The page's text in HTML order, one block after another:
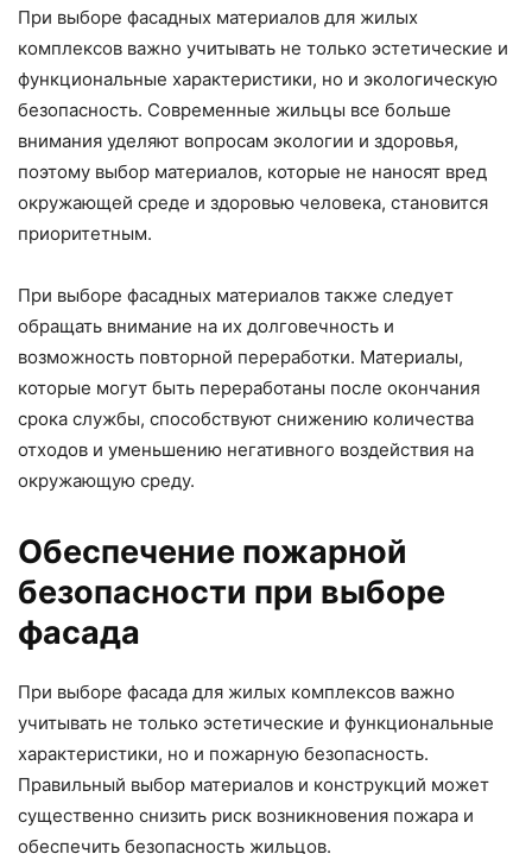
При выборе фасадных материалов для жилых
комплексов важно учитывать не только эстетические и
функциональные характеристики, но и экологическую
безопасность. Современные жильцы все больше
внимания уделяют вопросам экологии и здоровья,
поэтому выбор материалов, которые не наносят вред
окружающей среде и здоровью человека, становится
приоритетным.
При выборе фасадных материалов также следует
обращать внимание на их долговечность и
возможность повторной переработки. Материалы,
которые могут быть переработаны после окончания
срока службы, способствуют снижению количества
отходов и уменьшению негативного воздействия на
окружающую среду.
Обеспечение пожарной
безопасности при выборе
фасада
При выборе фасада для жилых комплексов важно
учитывать не только эстетические и функциональные
характеристики, но и пожарную безопасность.
Правильный выбор материалов и конструкций может
существенно снизить риск возникновения пожара и
обеспечить безопасность жильцов.